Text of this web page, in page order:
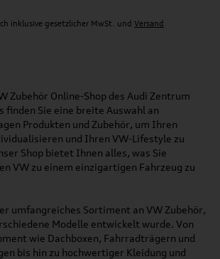
inklusive gesetzlicher MwSt. und Versand
Zubehör Online-Shop des Audi Zentrum
finden Sie eine breite Auswahl an
Produkten und Zubehör, um Ihren
und Ihren VW-Lifestyle zu
Shop bietet Ihnen alles, was Sie
VW zu einem einzigartigen Fahrzeug zu
umfangreiches Sortiment an VW Zubehör,
Modelle entwickelt wurde. Von
wie Dachboxen, Fahrradträgern und
bis hin zu hochwertiger Kleidung und